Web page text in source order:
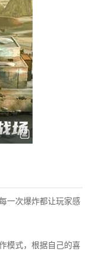
一次爆炸都让玩家感
模式，根据自己的喜